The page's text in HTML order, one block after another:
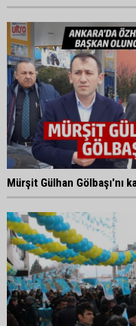
Mürşit Gülhan Gölbaşı'nı